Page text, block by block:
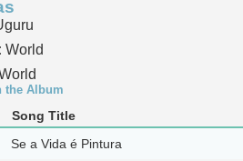
World
the Album
Song Title
Se a Vida é Pintura